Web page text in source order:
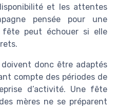
et les attentes
pensée pour une
peut échouer si elle
donc être adaptés
compte des périodes de
d’activité. Une fête
mères ne se préparent